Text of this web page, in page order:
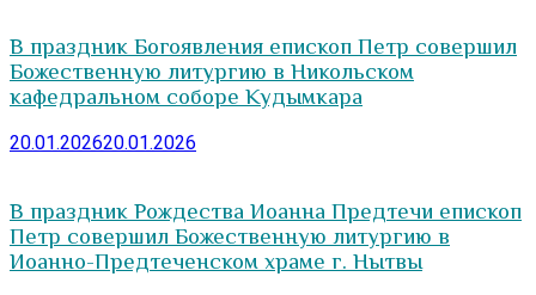
В праздник Богоявления епископ Петр совершил
Божественную литургию в Никольском
кафедральном соборе Кудымкара
20.01.202620.01.2026
В праздник Рождества Иоанна Предтечи епископ
Петр совершил Божественную литургию в
Иоанно-Предтеченском храме г. Нытвы